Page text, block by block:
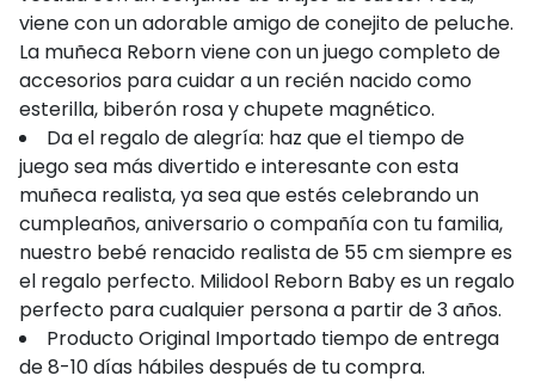
viene con un adorable amigo de conejito de peluche.
La muñeca Reborn viene con un juego completo de
accesorios para cuidar a un recién nacido como
esterilla, biberón rosa y chupete magnético.
Da el regalo de alegría: haz que el tiempo de
juego sea más divertido e interesante con esta
muñeca realista, ya sea que estés celebrando un
cumpleaños, aniversario o compañía con tu familia,
nuestro bebé renacido realista de 55 cm siempre es
el regalo perfecto. Milidool Reborn Baby es un regalo
perfecto para cualquier persona a partir de 3 años.
Producto Original Importado tiempo de entrega
de 8-10 días hábiles después de tu compra.